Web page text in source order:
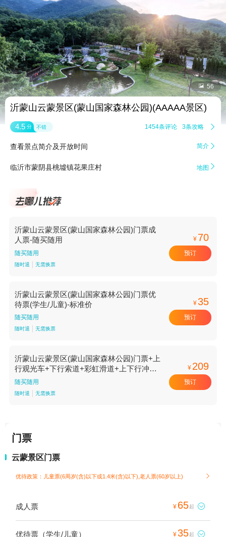
 56
沂蒙山云蒙景区(蒙山国家森林公园)(AAAAA景区)
4.5 分 不错 1454条评论 3条攻略 
查看景点简介及开放时间 简介 
临沂市蒙阴县桃墟镇花果庄村 地图 
沂蒙山云蒙景区(蒙山国家森林公园)门票成
人票-随买随用
随买随用
随时退 无需换票
¥ 70
预订
沂蒙山云蒙景区(蒙山国家森林公园)门票优
待票(学生/儿童)-标准价
随买随用
随时退 无需换票
¥35
预订
沂蒙山云蒙景区(蒙山国家森林公园)门票+上
行观光车+下行索道+彩虹滑道+上下行冲锋
车+漂流不限人群-标准价
随买随用
随时退 无需换票
¥ 209
预订
门票
云蒙景区门票
优待政策：儿童票(6周岁(含)以下或1.4米(含)以下),老人票(60岁以上) 
成人票 ¥ 65起 
优待票（学生/儿童） ¥35起 
